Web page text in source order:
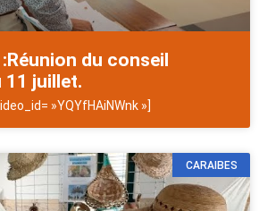
du conseil
11 juillet.
»YQYfHAiNWnk »]
CARAIBES